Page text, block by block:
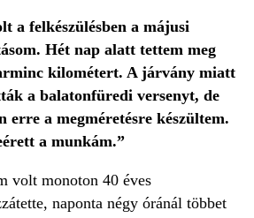
a felkészülésben a májusi
Hét nap alatt tettem meg
kilométert. A járvány miatt
a balatonfüredi versenyt, de
erre a megméretésre készültem.
a munkám.”
volt monoton 40 éves
naponta négy óránál többet